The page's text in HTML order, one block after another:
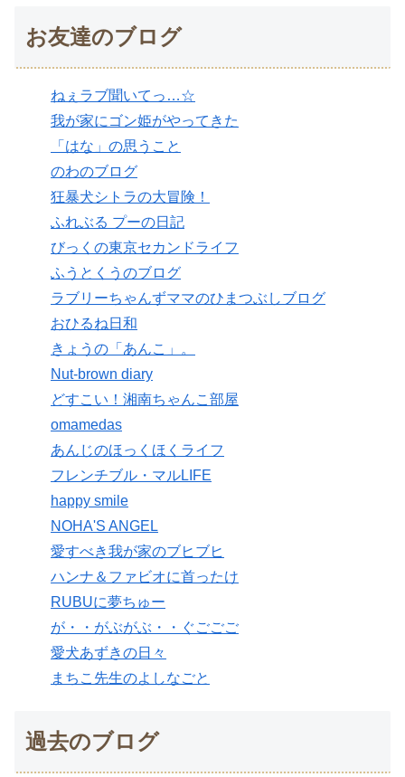
お友達のブログ
ねぇラブ聞いてっ…☆
我が家にゴン姫がやってきた
「はな」の思うこと
のわのブログ
狂暴犬シトラの大冒険！
ふれぶる プーの日記
びっくの東京セカンドライフ
ふうとくうのブログ
ラブリーちゃんずママのひまつぶしブログ
おひるね日和
きょうの「あんこ」。
Nut-brown diary
どすこい！湘南ちゃんこ部屋
omamedas
あんじのほっくほくライフ
フレンチブル・マルLIFE
happy smile
NOHA'S ANGEL
愛すべき我が家のブヒブヒ
ハンナ＆ファビオに首ったけ
RUBUに夢ちゅー
が・・がぶがぶ・・ぐごごご
愛犬あずきの日々
まちこ先生のよしなごと
過去のブログ